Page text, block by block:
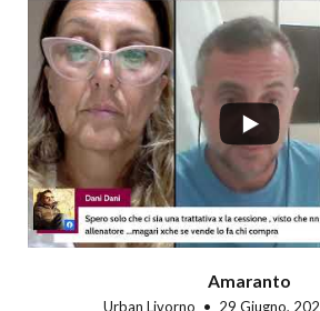
Amaranto
Urban Livorno 29 Giugno,